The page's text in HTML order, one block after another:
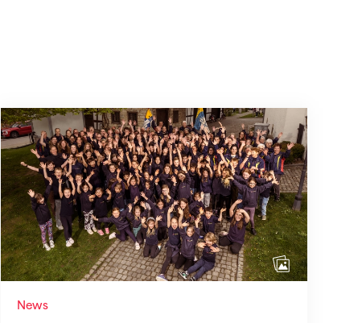
News
Wenn Mitmachen selbstverständlich ist